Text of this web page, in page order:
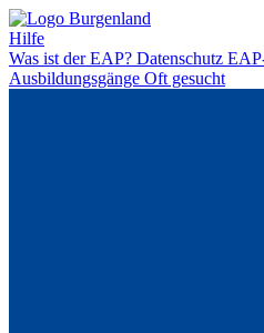
Hilfe
Was ist der EAP? Datenschutz
Ausbildungsgänge Oft gesucht